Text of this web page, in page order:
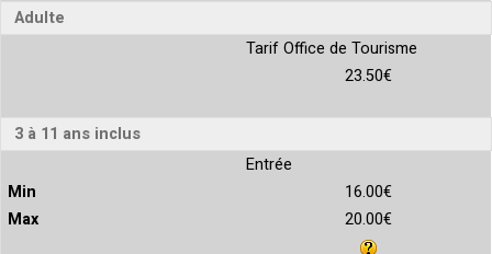
Adulte
Tarif Office de Tourisme
23.50€
3 à 11 ans inclus
Entrée
16.00€
20.00€